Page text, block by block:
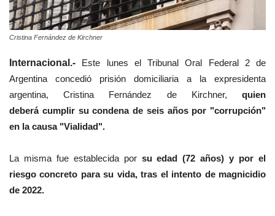
Cristina Fernández de Kirchner
Internacional.- Este lunes el Tribunal Oral Federal 2 de
Argentina concedió prisión domiciliaria a la expresidenta
argentina, Cristina Fernández de Kirchner, quien
deberácumplir su condena de seis años por "corrupción"
en la causa "Vialidad".
La misma fue establecidapor su edad (72 años) y por el
riesgo concreto para su vida, tras el intento de magnicidio
de 2022.